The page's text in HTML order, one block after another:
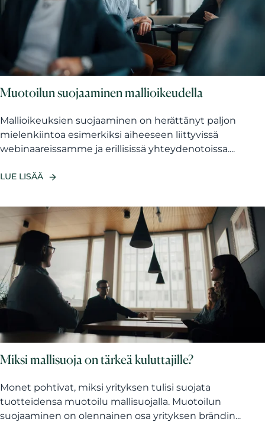
Muotoilun suojaaminen mallioikeudella
Mallioikeuksien suojaaminen on herättänyt paljon
mielenkiintoa esimerkiksi aiheeseen liittyvissä
webinaareissamme ja erillisissä yhteydenotoissa....
LUE LISÄÄ
Miksi mallisuoja on tärkeä kuluttajille?
Monet pohtivat, miksi yrityksen tulisi suojata
tuotteidensa muotoilu mallisuojalla. Muotoilun
suojaaminen on olennainen osa yrityksen brändin...